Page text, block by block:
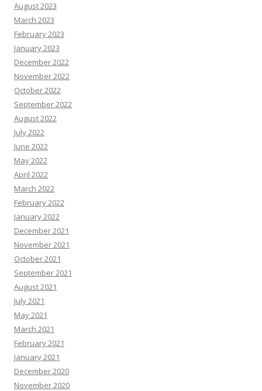
August 2023
March 2023
February 2023
January 2023
December 2022
November 2022
October 2022
September 2022
August 2022
July 2022
June 2022
May 2022
April 2022
March 2022
February 2022
January 2022
December 2021
November 2021
October 2021
September 2021
August 2021
July 2021
May 2021
March 2021
February 2021
January 2021
December 2020
November 2020